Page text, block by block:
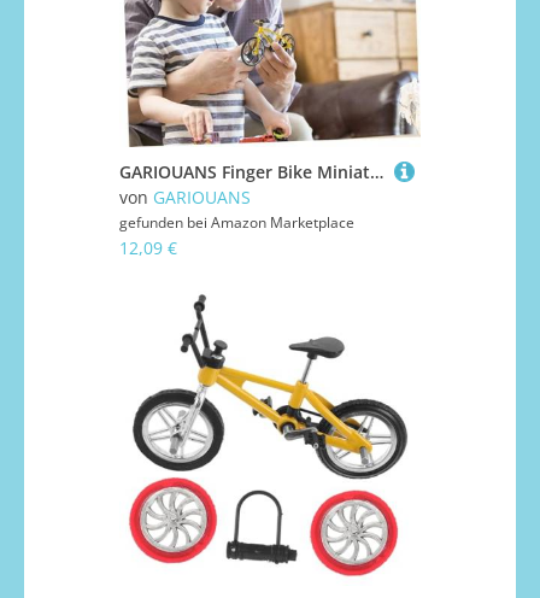
GARIOUANS Finger Bike Miniaturspielzeug für Stressabbauendes Fingerspielzeug mit Fingertipp Bewegung Tragbares Mini Zweirad für Fingerfertigkeitstraining und Desktop Spaß Gelb
von GARIOUANS
gefunden bei Amazon Marketplace
12,09 €